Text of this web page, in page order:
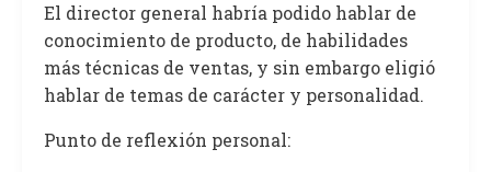
El director general habría podido hablar de
conocimiento de producto, de habilidades
más técnicas de ventas, y sin embargo eligió
hablar de temas de carácter y personalidad.
Punto de reflexión personal: